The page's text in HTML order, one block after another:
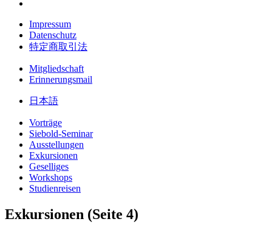
Impressum
Datenschutz
特定商取引法
Mitgliedschaft
Erinnerungsmail
日本語
Vorträge
Siebold-Seminar
Ausstellungen
Exkursionen
Geselliges
Workshops
Studienreisen
Exkursionen (Seite 4)